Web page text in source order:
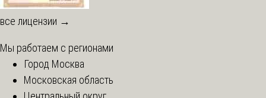
все лицензии →
Мы работаем с регионами
Город Москва
Московская область